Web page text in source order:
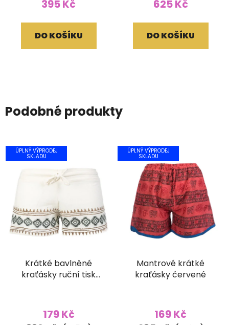
395 Kč
DO KOŠÍKU
625 Kč
DO KOŠÍKU
Podobné produkty
ÚPLNÝ VÝPRODEJ
SKLADU
Krátké bavlněné
kraťásky ruční tisk
179 Kč
ÚPLNÝ VÝPRODEJ
SKLADU
Mantrové krátké
kraťásky červené
169 Kč